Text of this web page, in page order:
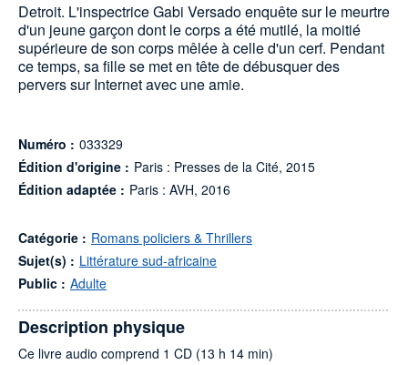
Detroit. L'inspectrice Gabi Versado enquête sur le meurtre
d'un jeune garçon dont le corps a été mutilé, la moitié
supérieure de son corps mêlée à celle d'un cerf. Pendant
ce temps, sa fille se met en tête de débusquer des
pervers sur Internet avec une amie.
Numéro : 033329
Édition d'origine : Paris : Presses de la Cité, 2015
Édition adaptée : Paris : AVH, 2016
Catégorie : Romans policiers & Thrillers
Sujet(s) : Littérature sud-africaine
Public : Adulte
Description physique
Ce livre audio comprend 1 CD (13 h 14 min)